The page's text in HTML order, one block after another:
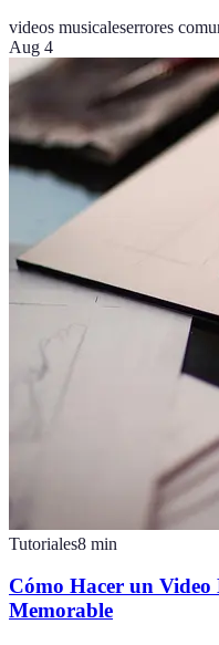
videos musicaleserrores
Aug 4
Tutoriales8 min
Cómo Hacer un
Memorable